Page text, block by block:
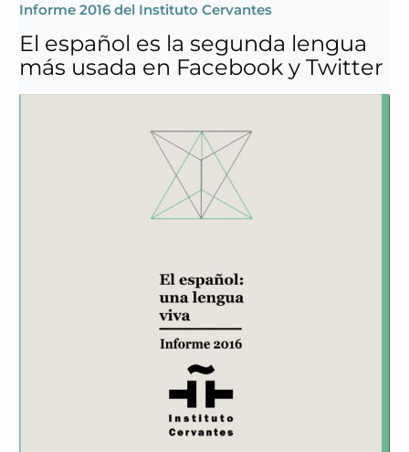
Informe 2016 del Instituto Cervantes
El español es la segunda lengua
más usada en Facebook y Twitter